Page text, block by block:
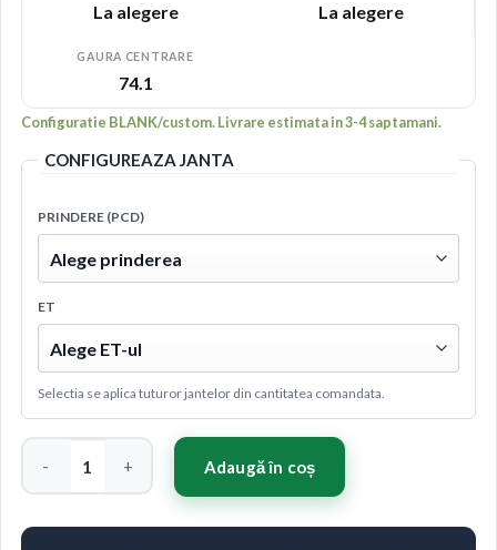
La alegere La alegere
GAURA CENTRARE
74.1
Configuratie BLANK/custom. Livrare estimata in 3-4 saptamani.
CONFIGUREAZA JANTA
PRINDERE (PCD)
ET
Selectia se aplica tuturor jantelor din cantitatea comandata.
Cantitate Concaver CVR4 22x10,5 ET10-46 BLANK Custom
Adaugă în coș